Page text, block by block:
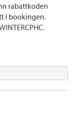
rabattkoden
i bookingen.